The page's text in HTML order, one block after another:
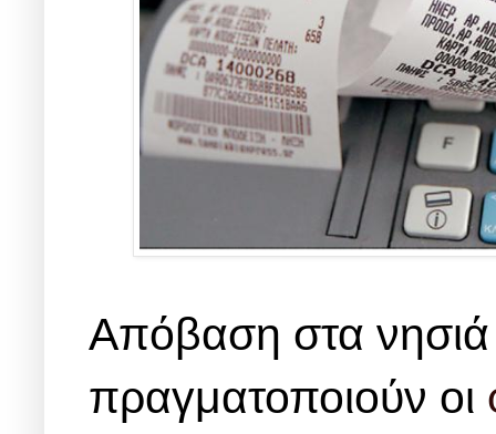
Απόβαση στα νησιά
πραγματοποιούν οι